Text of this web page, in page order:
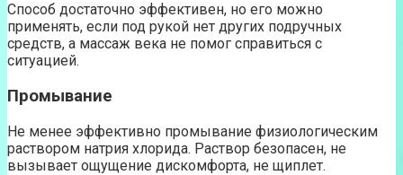
Способ достаточно эффективен, но его можно
применять, если под рукой нет других подручных
средств, а массаж века не помог справиться с
ситуацией.
Промывание
Не менее эффективно промывание физиологическим
раствором натрия хлорида. Раствор безопасен, не
вызывает ощущение дискомфорта, не щиплет.